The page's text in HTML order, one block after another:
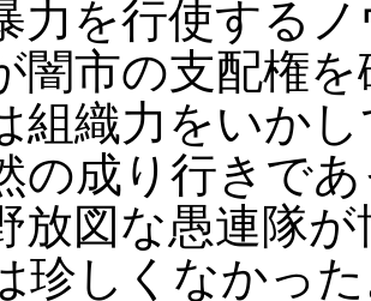
力を行使する
闇市の支配権
組織力をいか
の成り行きで
放図な愚連隊
珍しくなかっ